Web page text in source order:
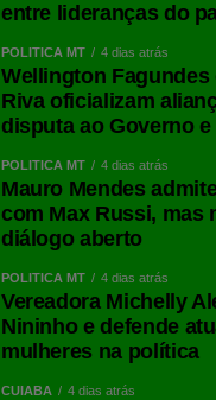
entre lideranças do
POLÍTICA MT 4 dias atrás
Wellington Fagundes
Riva oficializam
disputa ao Governo e
POLÍTICA MT 4 dias atrás
Mauro Mendes
com Max Russi, mas
diálogo aberto
POLÍTICA MT 4 dias atrás
Vereadora Michelly
Nininho e defende
mulheres na política
CUIABÁ 4 dias atrás